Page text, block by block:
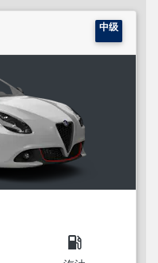
中级
local_gas_station